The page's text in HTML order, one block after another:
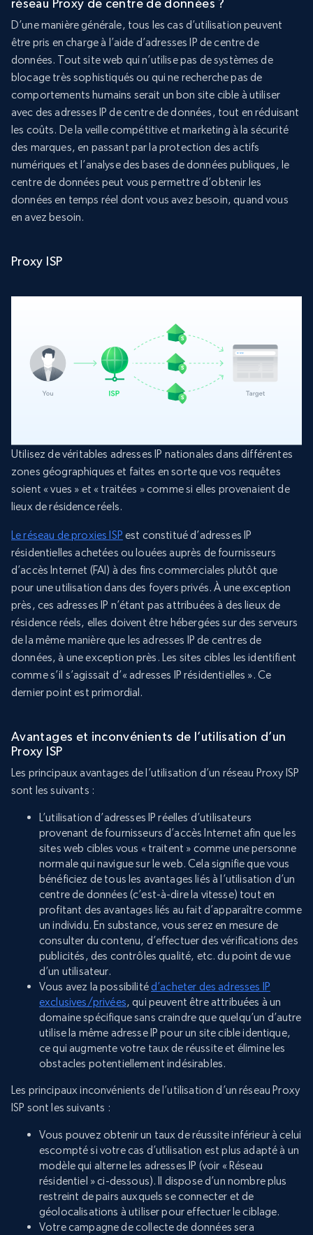
réseau Proxy de centre de données ?
D’une manière générale, tous les cas d’utilisation peuvent
être pris en charge à l’aide d’adresses IP de centre de
données. Tout site web qui n’utilise pas de systèmes de
blocage très sophistiqués ou qui ne recherche pas de
comportements humains serait un bon site cible à utiliser
avec des adresses IP de centre de données, tout en réduisant
les coûts. De la veille compétitive et marketing à la sécurité
des marques, en passant par la protection des actifs
numériques et l’analyse des bases de données publiques, le
centre de données peut vous permettre d’obtenir les
données en temps réel dont vous avez besoin, quand vous
en avez besoin.
Proxy ISP
Utilisez de véritables adresses IP nationales dans différentes
zones géographiques et faites en sorte que vos requêtes
soient « vues » et « traitées » comme si elles provenaient de
lieux de résidence réels.
Le réseau de proxies ISP est constitué d’adresses IP
résidentielles achetées ou louées auprès de fournisseurs
d’accès Internet (FAI) à des fins commerciales plutôt que
pour une utilisation dans des foyers privés. À une exception
près, ces adresses IP n’étant pas attribuées à des lieux de
résidence réels, elles doivent être hébergées sur des serveurs
de la même manière que les adresses IP de centres de
données, à une exception près. Les sites cibles les identifient
comme s’il s’agissait d’« adresses IP résidentielles ». Ce
dernier point est primordial.
Avantages et inconvénients de l’utilisation d’un
Proxy ISP
Les principaux avantages de l’utilisation d’un réseau Proxy ISP
sont les suivants :
L’utilisation d’adresses IP réelles d’utilisateurs
provenant de fournisseurs d’accès Internet afin que les
sites web cibles vous « traitent » comme une personne
normale qui navigue sur le web. Cela signifie que vous
bénéficiez de tous les avantages liés à l’utilisation d’un
centre de données (c’est-à-dire la vitesse) tout en
profitant des avantages liés au fait d’apparaître comme
un individu. En substance, vous serez en mesure de
consulter du contenu, d’effectuer des vérifications des
publicités, des contrôles qualité, etc. du point de vue
d’un utilisateur.
Vous avez la possibilitéd’acheter des adresses IP
exclusives/privées, qui peuvent être attribuées à un
domaine spécifique sans craindre que quelqu’un d’autre
utilise la même adresse IP pour un site cible identique,
ce qui augmente votre taux de réussite et élimine les
obstacles potentiellement indésirables.
Les principaux inconvénients de l’utilisation d’un réseau Proxy
ISP sont les suivants :
Vous pouvez obtenir un taux de réussite inférieur à celui
escompté si votre cas d’utilisation est plus adapté à un
modèle qui alterne les adresses IP (voir « Réseau
résidentiel » ci-dessous). Il dispose d’un nombre plus
restreint de pairs auxquels se connecter et de
géolocalisations à utiliser pour effectuer le ciblage.
Votre campagne de collecte de données sera